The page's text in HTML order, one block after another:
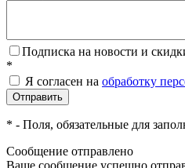
Подписка на новости и
*
Я согласен на обработку
* - Поля, обязательные для
Сообщение отправлено
Ваше сообщение успешно